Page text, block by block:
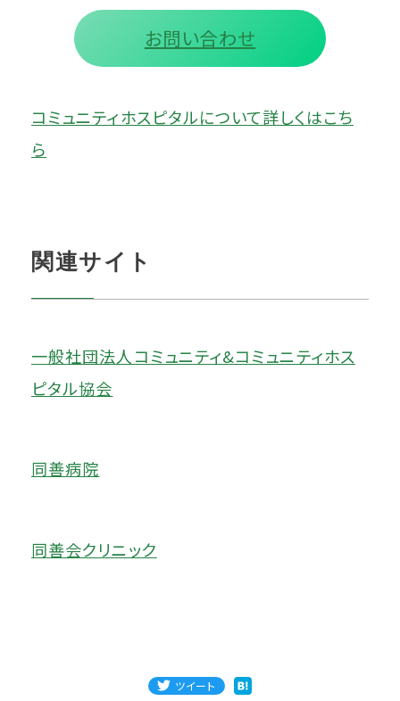
お問い合わせ
コミュニティホスピタルについて詳しくはこち
ら
関連サイト
一般社団法人コミュニティ&コミュニティホス
ピタル協会
同善病院
同善会クリニック
ツイート